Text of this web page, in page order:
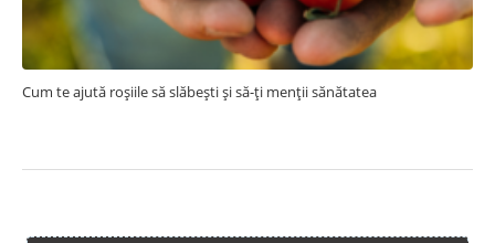
Cum te ajută roșiile să slăbești și să-ți menții sănătatea